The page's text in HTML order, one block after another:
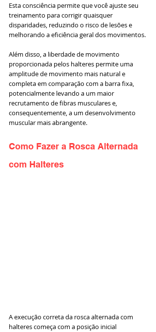
Esta consciência permite que você ajuste seu
treinamento para corrigir quaisquer
disparidades, reduzindo o risco de lesões e
melhorando a eficiência geral dos movimentos.
Além disso, a liberdade de movimento
proporcionada pelos halteres permite uma
amplitude de movimento mais natural e
completa em comparação com a barra fixa,
potencialmente levando a um maior
recrutamento de fibras musculares e,
consequentemente, a um desenvolvimento
muscular mais abrangente.
Como Fazer a Rosca Alternada
com Halteres
A execução correta da rosca alternada com
halteres começa com a posição inicial